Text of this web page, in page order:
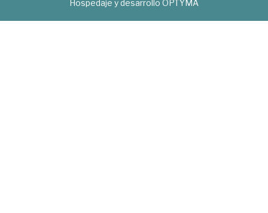
Hospedaje y desarrollo OPTYMA